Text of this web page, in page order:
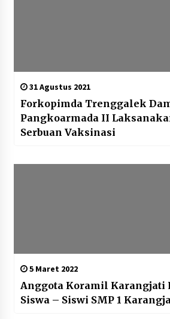
31 Agustus 2021
Forkopimda Trenggalek
Pangkoarmada II
Serbuan Vaksinasi
5 Maret 2022
Anggota Koramil Karangjati
Siswa – Siswi SMP 1